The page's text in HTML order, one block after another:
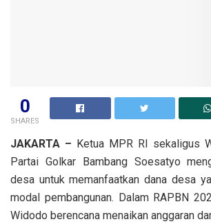
0
SHARES
JAKARTA – Ketua MPR RI sekaligus
Partai Golkar Bambang Soesatyo
desa untuk memanfaatkan dana desa
modal pembangunan. Dalam RAPBN
Widodo berencana menaikan anggaran